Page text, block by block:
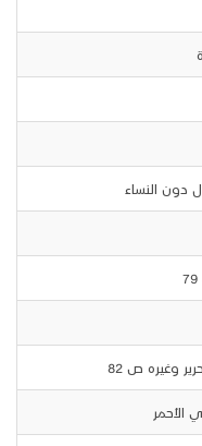
دون النساء
وغيره ص 82
الأحمر